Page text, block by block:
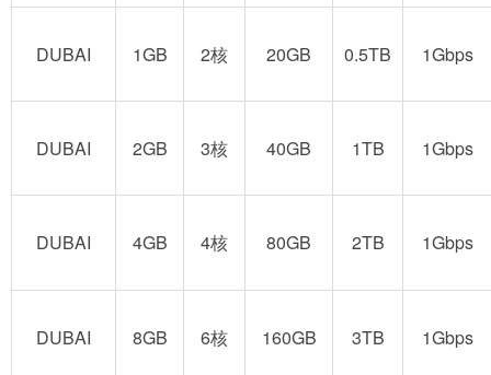
DUBAI 1GB 2核 20GB 0.5TB 1Gbps
DUBAI 2GB 3核 40GB 1TB 1Gbps
DUBAI 4GB 4核 80GB 2TB 1Gbps
DUBAI 8GB 6核 160GB 3TB 1Gbps